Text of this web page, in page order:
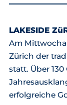
LAKESIDE
Am
Zürich der
statt. Über
erfolgreiche